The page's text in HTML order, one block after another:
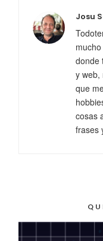
Josu
donde
y web,
que
cosas
frases